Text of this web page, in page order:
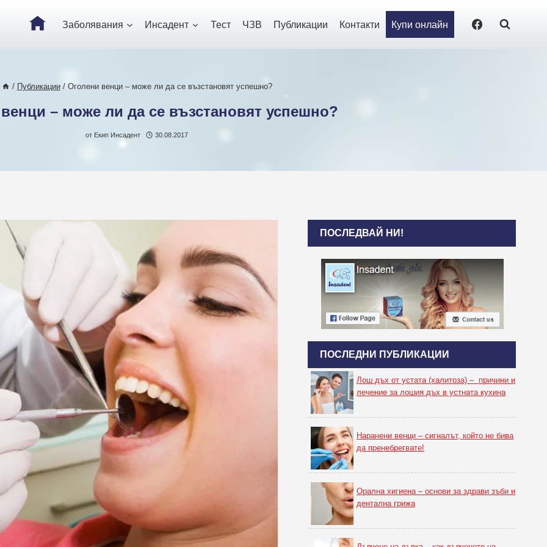
Заболявания Инсадент Тест ЧЗВ Публикации Контакти Купи онлайн
/ Публикации / Оголени венци – може ли да се възстановят успешно?
– може ли да се възстановят успешно?
от Екип Инсадент 30.08.2017
ПОСЛЕДВАЙ НИ!
ПОСЛЕДНИ ПУБЛИКАЦИИ
Лош дъх от устата (халитоза) – причини и
лечение за лошия дъх в устната кухина
Наранени венци – сигналът, който не бива
да пренебрегвате!
Орална хигиена – основи за здрави зъби и
дентална грижа